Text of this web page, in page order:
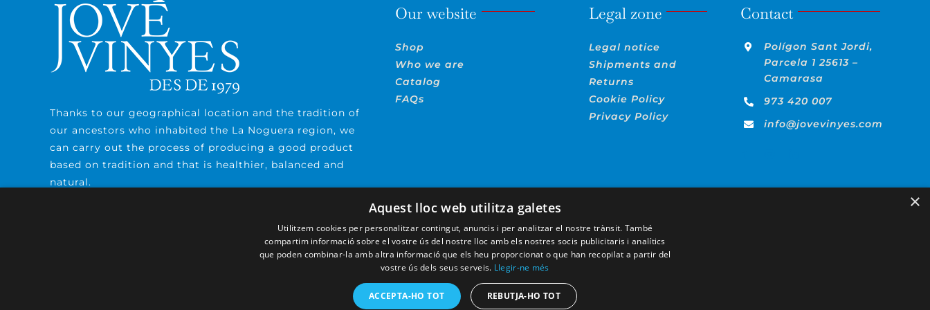
Thanks to our geographical location and the tradition of
our ancestors who inhabited the La Noguera region, we
can carry out the process of producing a good product
based on tradition and that is healthier, balanced and
natural.
Our website
Shop
Who we are
Catalog
FAQs
Legal zone
Legal notice
Shipments and
Returns
Cookie Policy
Privacy Policy
Contact
Polígon Sant Jordi,
Parcela 1 25613 –
Camarasa
973 420 007
info@jovevinyes.com
×
Aquest lloc web utilitza galetes
Utilitzem cookies per personalitzar contingut, anuncis i per analitzar el nostre trànsit. També
compartim informació sobre el vostre ús del nostre lloc amb els nostres socis publicitaris i analítics
que poden combinar-la amb altra informació que els heu proporcionat o que han recopilat a partir del
vostre ús dels seus serveis. Llegir-ne més
ACCEPTA-HO TOT REBUTJA-HO TOT